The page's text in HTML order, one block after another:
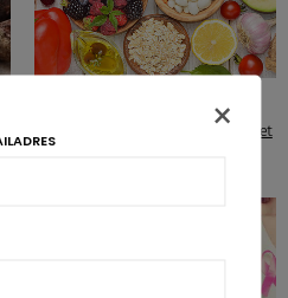
Voeding en kanker: alles wat je moet
(w)eten
×